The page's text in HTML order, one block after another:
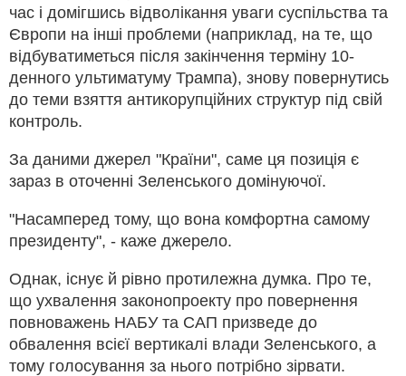
час і домігшись відволікання уваги суспільства та
Європи на інші проблеми (наприклад, на те, що
відбуватиметься після закінчення терміну 10-
денного ультиматуму Трампа), знову повернутись
до теми взяття антикорупційних структур під свій
контроль.
За даними джерел "Країни", саме ця позиція є
зараз в оточенні Зеленського домінуючої.
"Насамперед тому, що вона комфортна самому
президенту", - каже джерело.
Однак, існує й рівно протилежна думка. Про те,
що ухвалення законопроекту про повернення
повноважень НАБУ та САП призведе до
обвалення всієї вертикалі влади Зеленського, а
тому голосування за нього потрібно зірвати.